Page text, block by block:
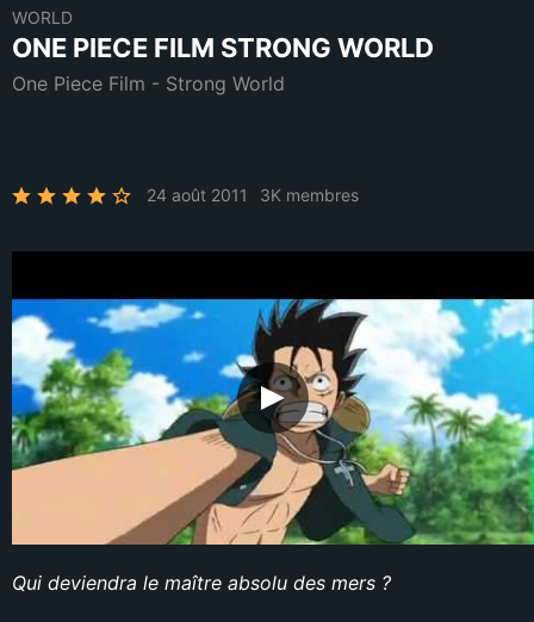
WORLD
ONE PIECE FILM STRONG WORLD
One Piece Film - Strong World
24 août 2011 3K membres
Qui deviendra le maître absolu des mers ?